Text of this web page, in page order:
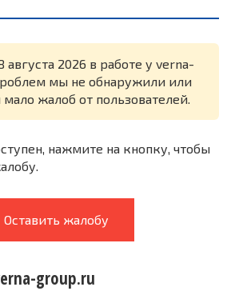
августа 2026 в работе у verna-
мы не обнаружили или
мало жалоб от пользователей.
нажмите на кнопку, чтобы
Оставить жалобу
group.ru